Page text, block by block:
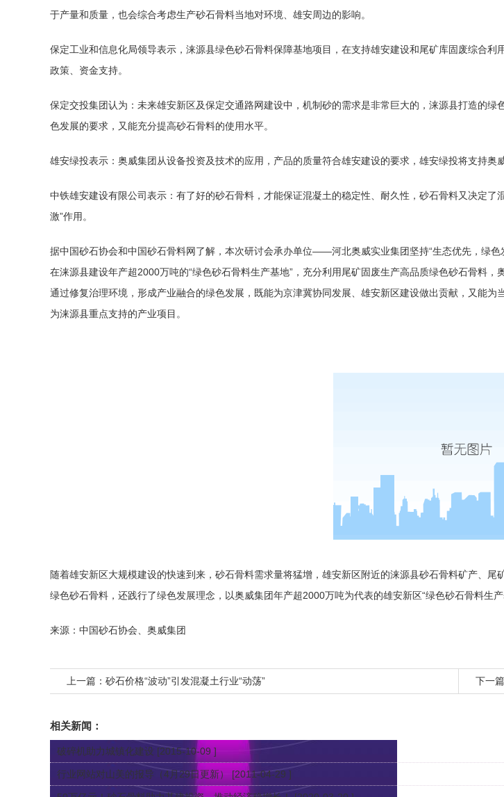
于产量和质量，也会综合考虑生产砂石骨料当地对环境、雄安周边的影响。
保定工业和信息化局领导表示，涞源县绿色砂石骨料保障基地项目，在支持雄安建设和尾矿库固废综合利
政策、资金支持。
保定交投集团认为：未来雄安新区及保定交通路网建设中，机制砂的需求是非常巨大的，涞源县打造的
色发展的要求，又能充分提高砂石骨料的使用水平。
雄安绿投表示：奥威集团从设备投资及技术的应用，产品的质量符合雄安建设的要求，雄安绿投将支持奥
中铁雄安建设有限公司表示：有了好的砂石骨料，才能保证混凝土的稳定性、耐久性，砂石骨料又决定
激”作用。
据中国砂石协会和中国砂石骨料网了解，本次研讨会承办单位——河北奥威实业集团坚持“生态优先，绿色
在涞源县建设年产超2000万吨的“绿色砂石骨料生产基地”，充分利用尾矿固废生产高品质绿色砂石骨料
通过修复治理环境，形成产业融合的绿色发展，既能为京津冀协同发展、雄安新区建设做出贡献，又能
为涞源县重点支持的产业项目。
随着雄安新区大规模建设的快速到来，砂石骨料需求量将猛增，雄安新区附近的涞源县砂石骨料矿产、
绿色砂石骨料，还践行了绿色发展理念，以奥威集团年产超2000万吨为代表的雄安新区“绿色砂石骨料生
来源：中国砂石协会、奥威集团
上一篇： 砂石价格“波动”引发混凝土行业“动荡” 下一篇
相关新闻：
破碎机助力城镇化建设 [2015-10-09 ]
行业网站对山美的报导（4月29日更新） [2011-04-29 ]